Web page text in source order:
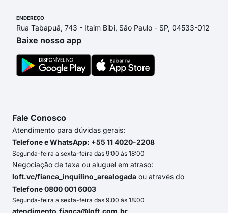
ENDEREÇO
Rua Tabapuã, 743 - Itaim Bibi, São Paulo - SP, 04533-012
Baixe nosso app
Fale Conosco
Atendimento para dúvidas gerais:
Telefone e WhatsApp: +55 11 4020-2208
Segunda-feira a sexta-feira das 9:00 às 18:00
Negociação de taxa ou aluguel em atraso:
loft.vc/fianca_inquilino_arealogada ou através do
Telefone 0800 001 6003
Segunda-feira a sexta-feira das 9:00 às 18:00
atendimento.fianca@loft.com.br